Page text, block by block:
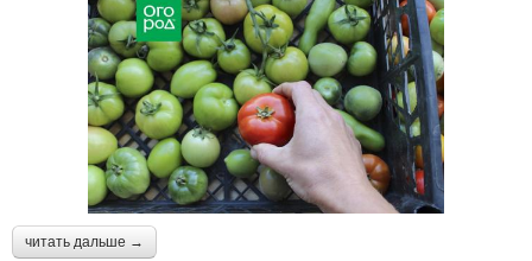
читать дальше →